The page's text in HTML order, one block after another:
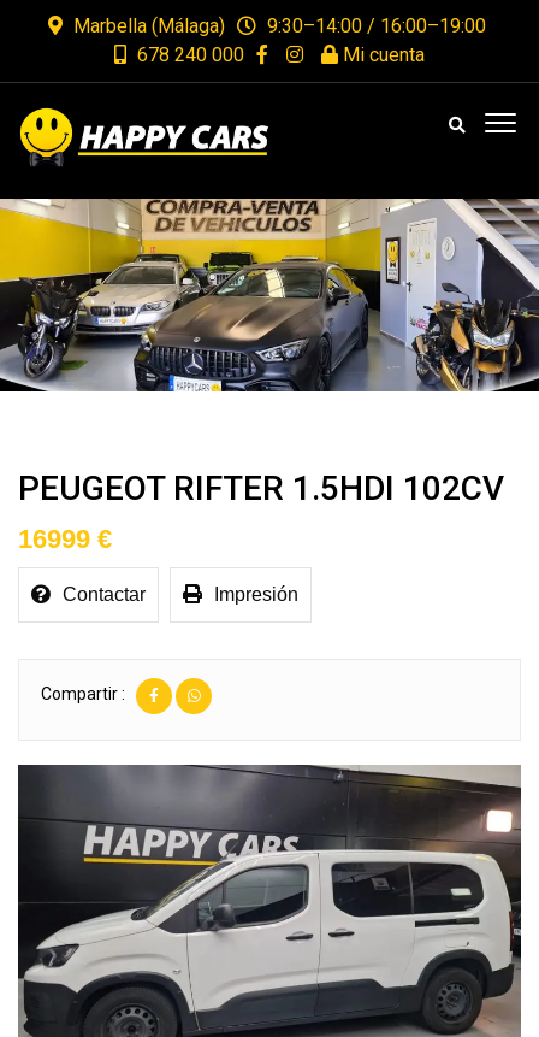
Marbella (Málaga)
9:30–14:00 / 16:00–19:00
678 240 000
Mi cuenta
PEUGEOT RIFTER 1.5HDI 102CV
16999 €
Contactar Impresión
Compartir :